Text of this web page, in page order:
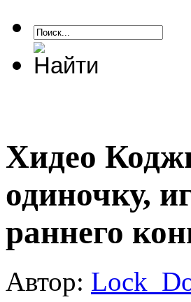
Хидео
одиночку,
раннего
Автор: